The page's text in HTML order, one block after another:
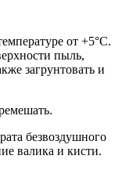
от +5°С.
пыль,
загрунтовать и
безвоздушного
валика и кисти.